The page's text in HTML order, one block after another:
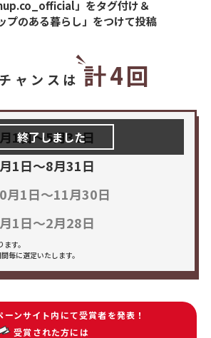
」をタグ付け＆
プのある暮らし」をつけて投稿
ャンスは 計4回
1日〜5月31日
終了しました
1日～8月31日
月1日～11月30日
1日～2月28日
す。
毎に選定いたします。
ーンサイト内にて受賞者を発表！
受賞された方には